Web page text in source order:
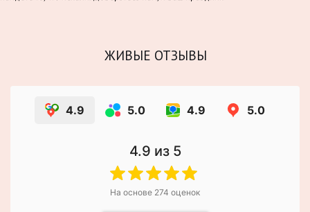
ЖИВЫЕ ОТЗЫВЫ
4.9 5.0 4.9 5.0
4.9 из 5
На основе 274 оценок